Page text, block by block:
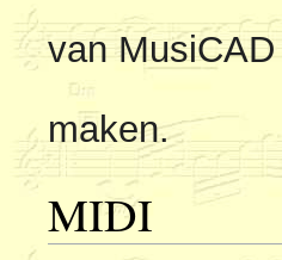
van MusiCAD
maken.
MIDI